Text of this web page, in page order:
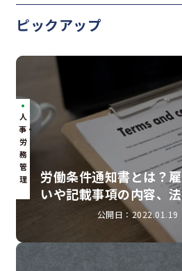
ピックアップ
人
事・
労
務
管
理
労働条件通知書とは？
いや記載事項の内容、
ルを解説
公開日：2022.01.19